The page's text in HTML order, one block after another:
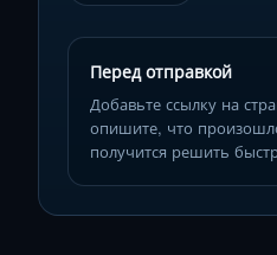
Перед отправкой
Добавьте ссылку на
опишите, что
получится решить